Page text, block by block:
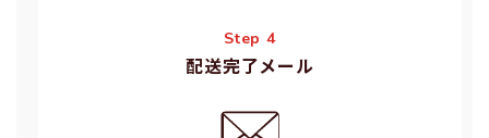
Step 4
配送完了メール